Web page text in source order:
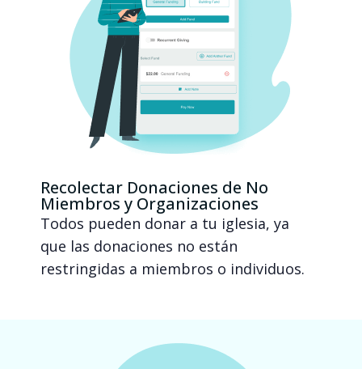
Recolectar Donaciones de No
Miembros y Organizaciones
Todos pueden donar a tu iglesia, ya
que las donaciones no están
restringidas a miembros o individuos.